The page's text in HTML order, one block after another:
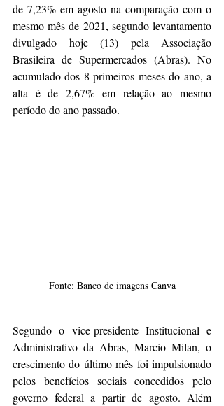
de 7,23% em agosto na comparação com o
mesmo mês de 2021, segundo levantamento
divulgado hoje (13) pela Associação
Brasileira de Supermercados (Abras). No
acumulado dos 8 primeiros meses do ano, a
alta é de 2,67% em relação ao mesmo
período do ano passado.
Fonte: Banco de imagens Canva
Segundo o vice-presidente Institucional e
Administrativo da Abras, Marcio Milan, o
crescimento do último mês foi impulsionado
pelos benefícios sociais concedidos pelo
governo federal a partir de agosto. Além